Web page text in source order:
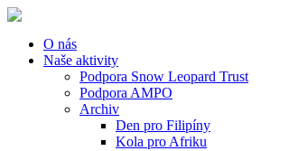
O nás
Naše aktivity
Podpora Snow Leopard Trust
Podpora AMPO
Archiv
Den pro Filipíny
Kola pro Afriku